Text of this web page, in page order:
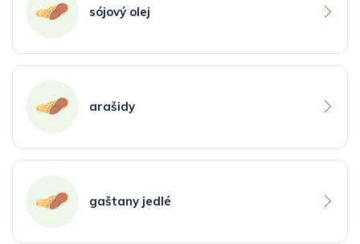
sójový olej
arašidy
gaštany jedlé